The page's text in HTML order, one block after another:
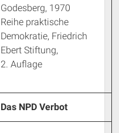
Godesberg, 1970
Reihe praktische
Demokratie, Friedrich
Ebert Stiftung,
2. Auflage
Das NPD Verbot